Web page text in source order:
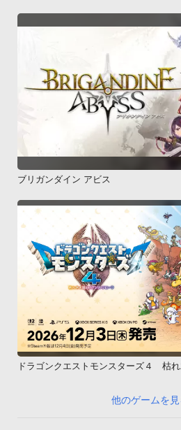
ブリガンダイン アビス
ドラゴンクエストモンスターズ４ 枯
他のゲームを見